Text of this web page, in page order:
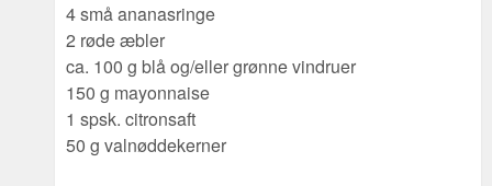
4 små ananasringe
2 røde æbler
ca. 100 g blå og/eller grønne vindruer
150 g mayonnaise
1 spsk. citronsaft
50 g valnøddekerner